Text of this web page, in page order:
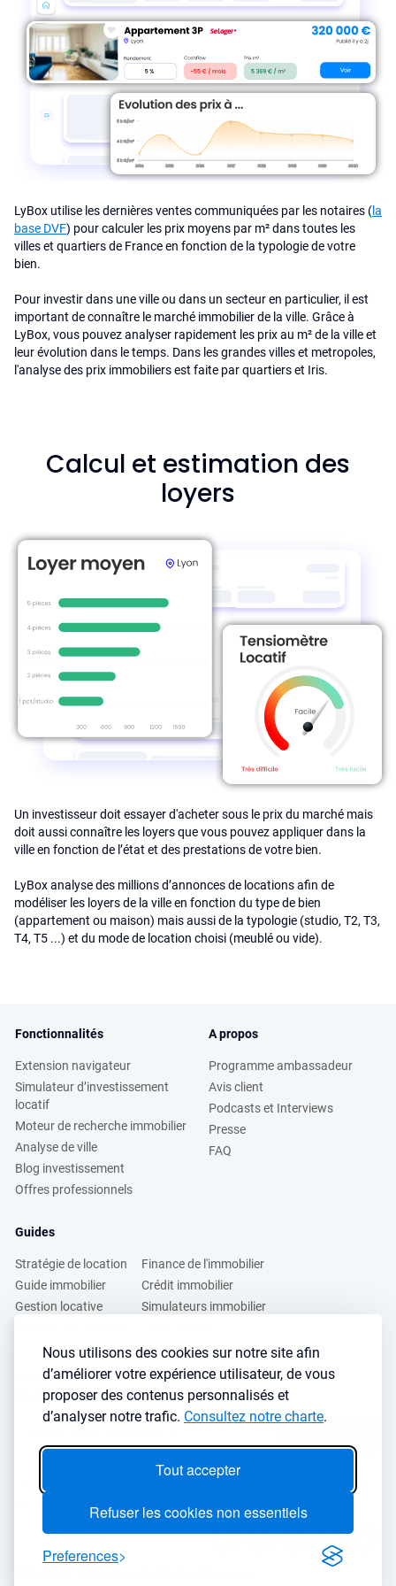
Nous utilisons des cookies sur notre site afin
d’améliorer votre expérience utilisateur, de vous
proposer des contenus personnalisés et
d’analyser notre trafic. Consultez notre charte.
Tout accepter
Refuser les cookies non essentiels
Preferences
LyBox utilise les dernières ventes communiquées par les notaires (la
base DVF) pour calculer les prix moyens par m² dans toutes les
villes et quartiers de France en fonction de la typologie de votre
bien.
Pour investir dans une ville ou dans un secteur en particulier, il est
important de connaître le marché immobilier de la ville. Grâce à
LyBox, vous pouvez analyser rapidement les prix au m² de la ville et
leur évolution dans le temps. Dans les grandes villes et metropoles,
l'analyse des prix immobiliers est faite par quartiers et Iris.
Calcul et estimation des
loyers
Un investisseur doit essayer d'acheter sous le prix du marché mais
doit aussi connaître les loyers que vous pouvez appliquer dans la
ville en fonction de l’état et des prestations de votre bien.
LyBox analyse des millions d’annonces de locations afin de
modéliser les loyers de la ville en fonction du type de bien
(appartement ou maison) mais aussi de la typologie (studio, T2, T3,
T4, T5 ...) et du mode de location choisi (meublé ou vide).
Fonctionnalités
Extension navigateur
Simulateur d’investissement
locatif
Moteur de recherche immobilier
Analyse de ville
Blog investissement
Offres professionnels
A propos
Programme ambassadeur
Avis client
Podcasts et Interviews
Presse
FAQ
Guides
Stratégie de location
Guide immobilier
Gestion locative
Finance de l'immobilier
Crédit immobilier
Simulateurs immobilier
Vous voulez apprendre à investir dans l’immobilier ?
Inscrivez vous à notre newsletter gratuite :